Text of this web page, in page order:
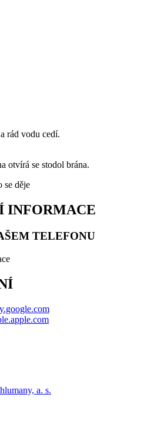
rád vodu cedí.
otvírá se stodol brána.
INFORMACE
TELEFONU
a. s.